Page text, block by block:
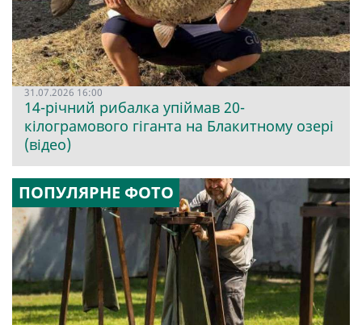
31.07.2026 16:00
14-річний рибалка упіймав 20-
кілограмового гіганта на Блакитному озері
(відео)
ПОПУЛЯРНЕ ФОТО